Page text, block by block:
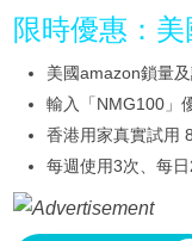
限時優惠：
美國amazon鎖量
輸入「NMG100」
香港用家真實試用
每週使用3次、每